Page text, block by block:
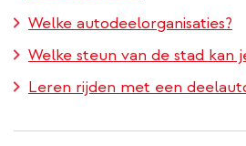
Welke autodeelorganisaties?
Welke steun van de stad kan
Leren rijden met een